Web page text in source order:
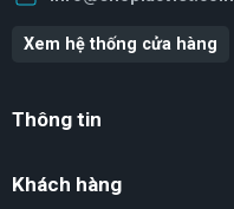
Xem hệ thống cửa hàng
Thông tin
Khách hàng